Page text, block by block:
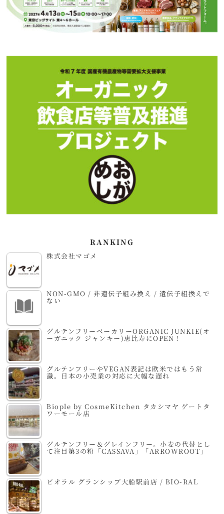
RANKING
株式会社マゴメ
NON-GMO / 非遺伝子組み換え / 遺伝子組換えで
ない
グルテンフリーベーカリーORGANIC JUNKIE(オ
ーガニック ジャンキー)恵比寿にOPEN！
グルテンフリーやVEGAN表記は欧米ではもう常
識。日本の小売業の対応に大幅な遅れ
Biople by CosmeKitchen タカシマヤ ゲートタ
ワーモール店
グルテンフリー＆グレインフリー。小麦の代替とし
て注目第3の粉「CASSAVA」「ARROWROOT」
ビオラル グランシップ大船駅前店 / BIO-RAL